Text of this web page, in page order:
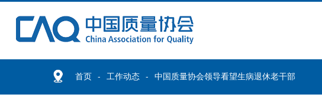
首页 工作动态 中国质量协会领导看望生病退休老干部